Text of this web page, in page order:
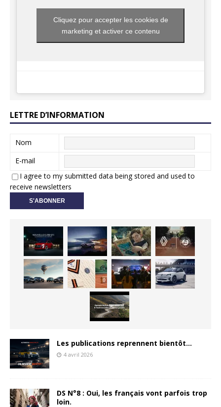
Cliquez pour accepter les cookies de
marketing et activer ce contenu
LETTRE D’INFORMATION
Nom
E-mail
I agree to my submitted data being stored and used to
receive newsletters
Les publications reprennent bientôt…
4 avril 2026
DS N°8 : Oui, les français vont parfois trop
loin.